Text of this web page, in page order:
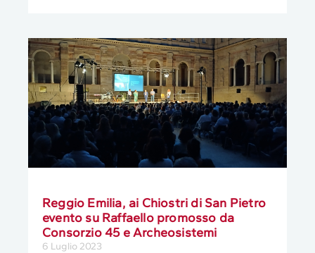
Reggio Emilia, ai Chiostri di San Pietro
evento su Raffaello promosso da
Consorzio 45 e Archeosistemi
6 Luglio 2023